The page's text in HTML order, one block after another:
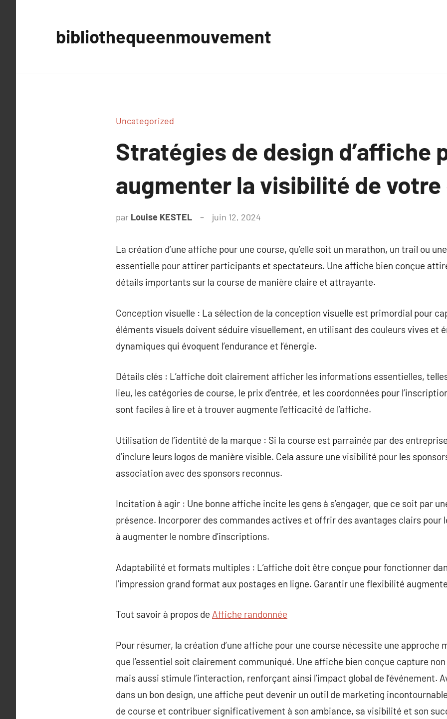
bibliothequeenmouvement
Uncategorized
Stratégies de design d’affiche
augmenter la visibilité de
par Louise KESTEL juin 12, 2024
La création d’une affiche pour une course, qu’elle soit un marathon, un trail ou
essentielle pour attirer participants et spectateurs. Une affiche bien conçue
détails importants sur la course de manière claire et attrayante.
Conception visuelle : La sélection de la conception visuelle est primordial pour
éléments visuels doivent séduire visuellement, en utilisant des couleurs vives et
dynamiques qui évoquent l’endurance et l’énergie.
Détails clés : L’affiche doit clairement afficher les informations essentielles, telles
lieu, les catégories de course, le prix d’entrée, et les coordonnées pour
sont faciles à lire et à trouver augmente l’efficacité de l’affiche.
Utilisation de l’identité de la marque : Si la course est parrainée par des
d’inclure leurs logos de manière visible. Cela assure une visibilité pour les
association avec des sponsors reconnus.
Incitation à agir : Une bonne affiche incite les gens à s’engager, que ce soit par
présence. Incorporer des commandes actives et offrir des avantages clairs pour
à augmenter le nombre d’inscriptions.
Adaptabilité et formats multiples : L’affiche doit être conçue pour fonctionner
l’impression grand format aux postages en ligne. Garantir une flexibilité
Tout savoir à propos de Affiche randonnée
Pour résumer, la création d’une affiche pour une course nécessite une approche
que l’essentiel soit clairement communiqué. Une affiche bien conçue capture
mais aussi stimule l’interaction, renforçant ainsi l’impact global de l’événement.
dans un bon design, une affiche peut devenir un outil de marketing
de course et contribuer significativement à son ambiance, sa visibilité et son